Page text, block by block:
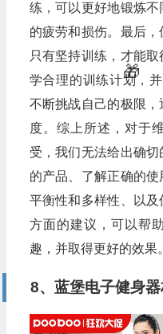
练，可以更好地锻炼
的疲劳和损伤。最后，
只有坚持训练，才能
学合理的训练计划，
不断挑战自己的极限
度。综上所述，对于
受，我们无法给出确
的产品、了解正确的
平衡性和多样性、以
方面的建议，可以帮
趣，并取得更好的效果。
8、蓝堡电子健身